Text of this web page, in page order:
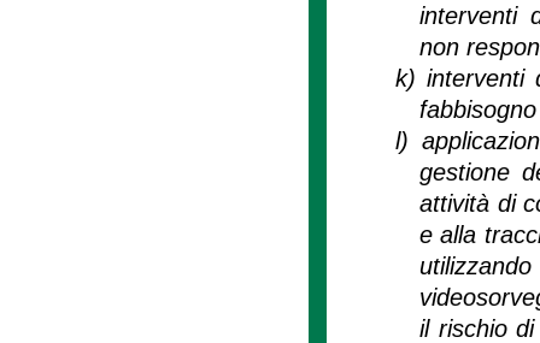
interventi
non
k)interventi
l)
gestione
attività di
e alla
il rischio